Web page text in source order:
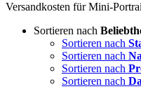
Ver­sand­kos­ten für Mini-
Sortieren nach
Sortieren nach
Sortieren nach
Sortieren nach
Sortieren nach